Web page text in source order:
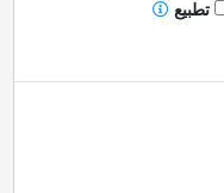
تطبيع